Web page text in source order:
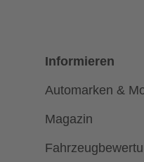
Informieren
Automarken &
Magazin